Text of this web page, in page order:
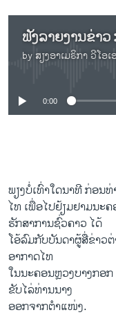
ຟັງລາຍງານຂ່າ
by ສຽງອາເມຣິກາ ວີໂອເ
No
0:00
ພຽງ​ບໍ່​ເທົ່າ​ໃດ​ນາທີ ກ່ອນ​
ໄທ ​ເພື່ອ​ໄປ​ຢ້ຽມຢາມ​ນະ
ຮັກສາ​ການ​ຊົ່ວຄາວ ​ໄດ້
ໂອ້​ລົມກັບ​ບັນດາ​ຜູ້​ສື່​ຂ່າວ​
ອາກາດ​ໄທ ​
ໃນ​ນະຄອນຫຼວງບາງກອ
ຂັບ​ໄລ່​ທ່ານນາງ​
ອອກ​ຈາກ​ຕໍາແໜ່​ງ.